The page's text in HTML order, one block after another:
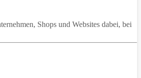
Shops und Websites dabei, bei